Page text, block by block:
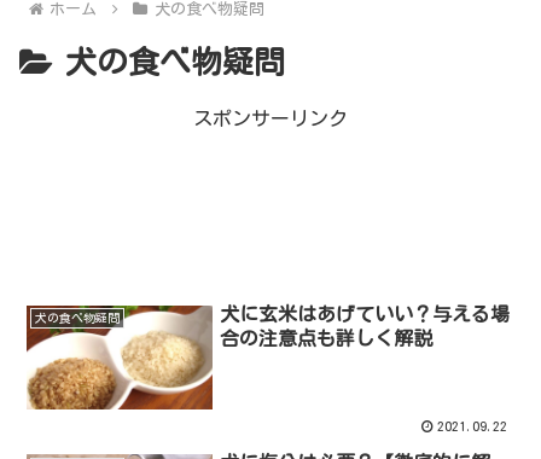
ホーム 犬の食べ物疑問
犬の食べ物疑問
スポンサーリンク
犬の食べ物疑問
犬に玄米はあげていい？与える場
合の注意点も詳しく解説
2021.09.22